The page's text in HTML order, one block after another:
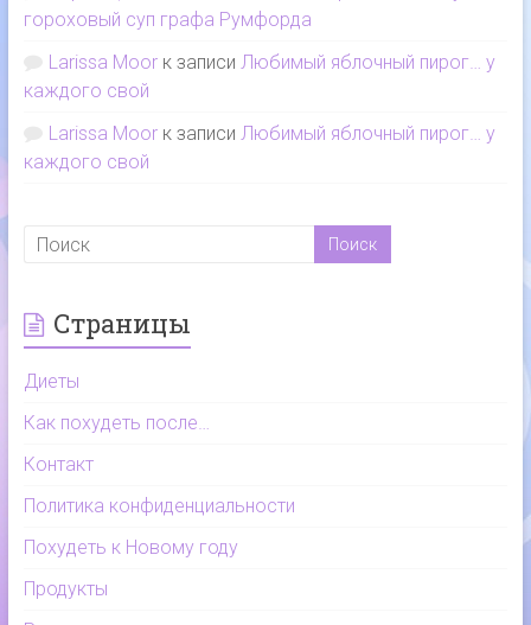
гороховый суп графа Румфорда
Larissa Moorк записи Любимый яблочный пирог… у
каждого свой
Larissa Moorк записи Любимый яблочный пирог… у
каждого свой
Страницы
Диеты
Как похудеть после…
Контакт
Политика конфиденциальности
Похудеть к Новому году
Продукты